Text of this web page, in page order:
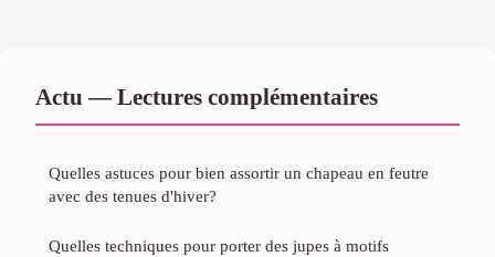
Actu — Lectures complémentaires
Quelles astuces pour bien assortir un chapeau en feutre
avec des tenues d'hiver?
Quelles techniques pour porter des jupes à motifs